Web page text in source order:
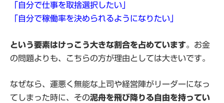
「自分で仕事を取捨選択したい」
「自分で稼働率を決められるようになりたい」
という要素はけっこう大きな割合を占めています。お金
の問題よりも、こちらの方が理由としては大きいです。
なぜなら、運悪く無能な上司や経営陣がリーダーになっ
てしまった時に、その泥舟を飛び降りる自由を持ってい